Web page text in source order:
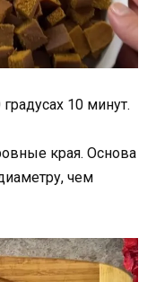
10 минут.
края. Основа
чем